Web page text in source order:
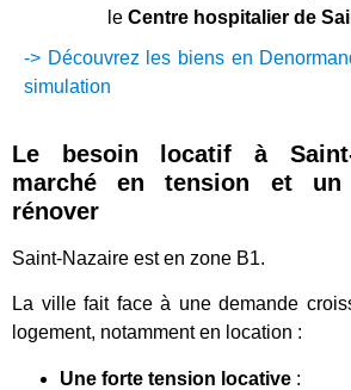
le Centre hospitalier de
-> Découvrez les biens en
simulation
Le besoin locatif à
marché en tension et un
rénover
Saint-Nazaire est en zone B1.
La ville fait face à une demande
logement, notamment en location :
Une forte tension locative :